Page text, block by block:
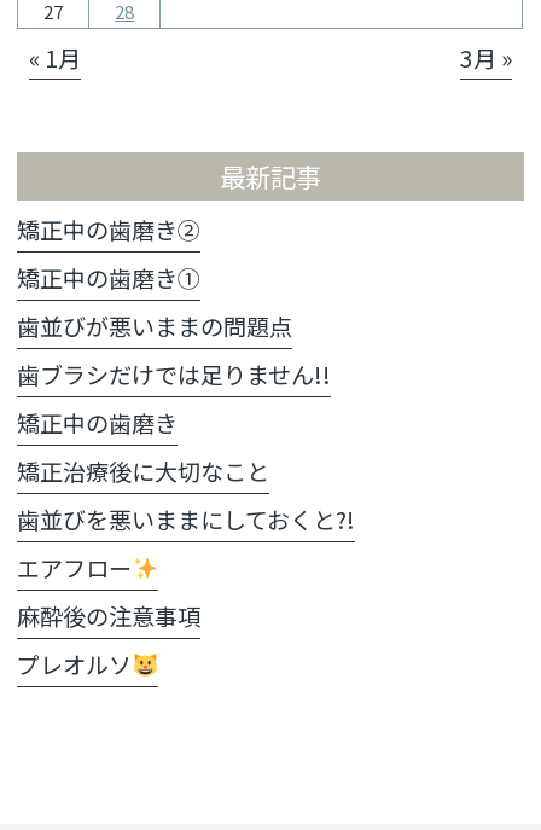
27 28
« 1月 3月 »
最新記事
矯正中の歯磨き②
矯正中の歯磨き①
歯並びが悪いままの問題点
歯ブラシだけでは足りません!!
矯正中の歯磨き
矯正治療後に大切なこと
歯並びを悪いままにしておくと?!
エアフロー
麻酔後の注意事項
プレオルソ